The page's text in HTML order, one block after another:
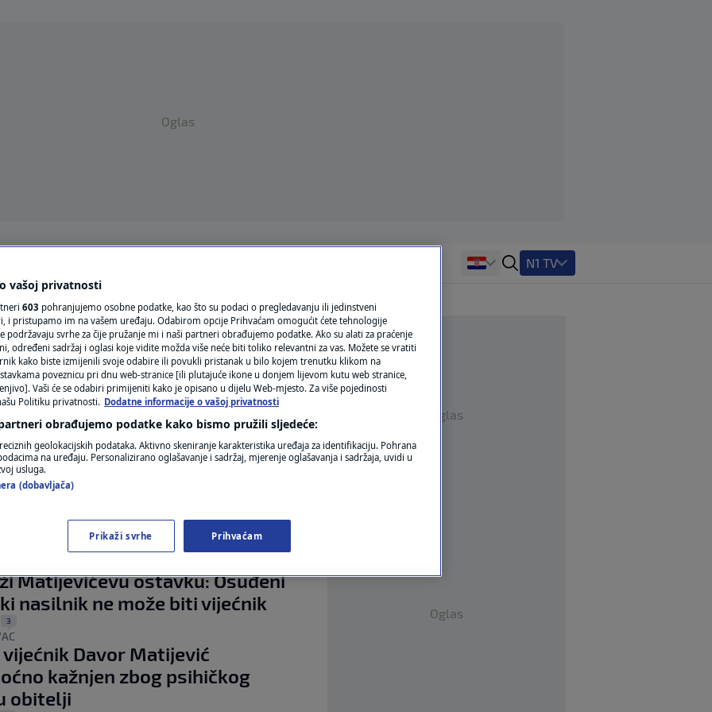
Oglas
REGIJA
MAGAZIN
N1 KOMENTAR
KOLUMNE
N1(DIS)INFO
FOTO
N1 TV
tijekom intervencije zbog nasilja u
muškarca (79) pronašla pušku,
minu
|24. srp.| 0
NASILJE
je zamrznuto članstvo u SDP-
Matijevićevu ostavku: Osuđeni
nasilnik ne može biti vijećnik
3
Davor Matijević
kažnjen zbog psihičkog
obitelji
Oglas
Oglas
vašoj privatnosti
603 pohranjujemo osobne podatke, kao što su podaci o pregledavanju ili jedinstveni
i pristupamo im na vašem uređaju. Odabirom opcije Prihvaćam omogućit ćete tehnologije
podržavaju svrhe za čije pružanje mi i naši partneri obrađujemo podatke. Ako su alati za praćenje
određeni sadržaj i oglasi koje vidite možda više neće biti toliko relevantni za vas. Možete se vratiti
kako biste izmijenili svoje odabire ili povukli pristanak u bilo kojem trenutku klikom na
poveznicu pri dnu web-stranice [ili plutajuće ikone u donjem lijevom kutu web stranice,
Vaši će se odabiri primijeniti kako je opisano u dijelu Web-mjesto. Za više pojedinosti
Politiku privatnosti. Dodatne informacije o vašoj privatnosti
obrađujemo podatke kako bismo pružili sljedeće:
geolokacijskih podataka. Aktivno skeniranje karakteristika uređaja za identifikaciju. Pohrana
na uređaju. Personalizirano oglašavanje i sadržaj, mjerenje oglašavanja i sadržaja, uvidi u
usluga.
(dobavljača)
Prikaži svrhe Prihvaćam